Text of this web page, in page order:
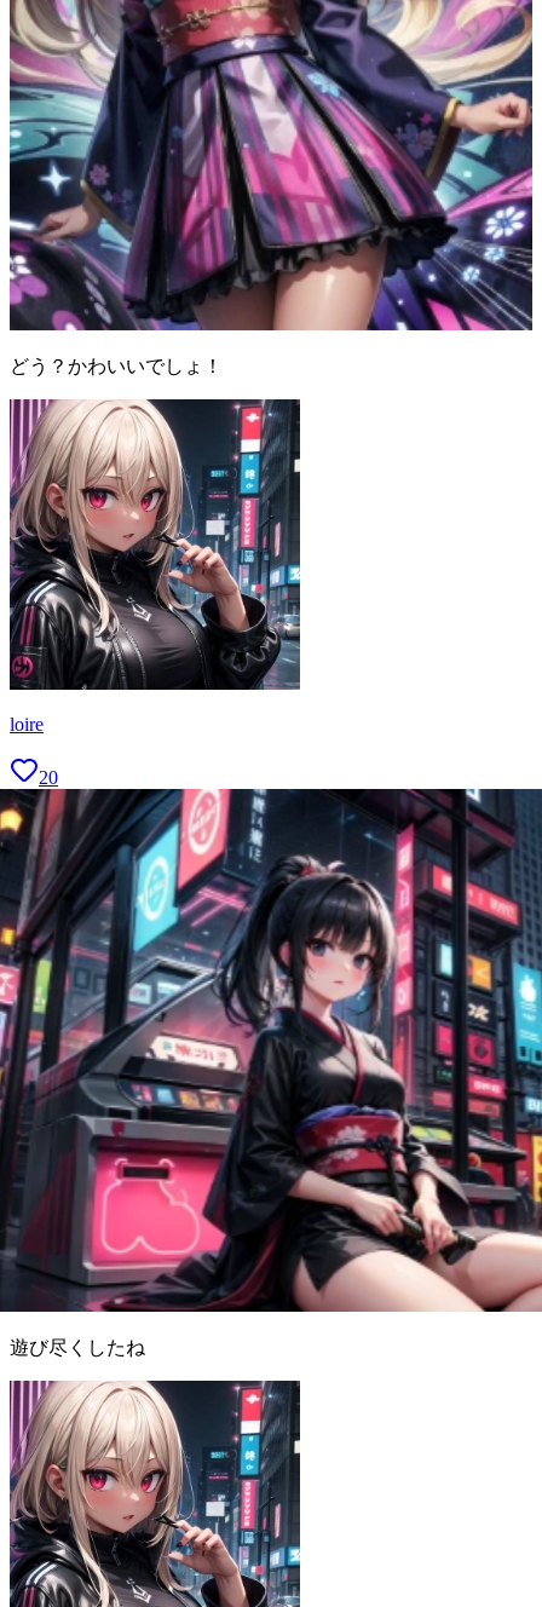
どう？かわいいでしょ！
loire
20
遊び尽くしたね